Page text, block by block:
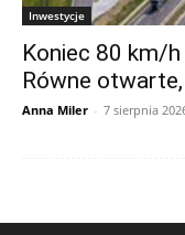
Inwestycje
Koniec 80 km/
Równe
Anna Miler - 7 sierpnia